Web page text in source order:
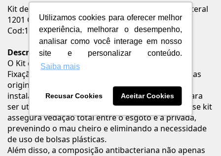
Utilizamos cookies para oferecer melhor
experiência, melhorar o desempenho,
analisar como você interage em nosso
site e personalizar conteúdo.
Saiba mais
Recusar Cookies Aceitar Cookies
Kit de Instalação Bacia Convencional C/Fixação Lateral
1201 Cromado Deca
Cod:1201.C.KIT.P
Descrição
O Kit de Instalação para Bacia Convencional com
Fixação Lateral Deca Cromado, composto por peças
originais Deca, destaca-se pela garantia de uma
instalação eficiente. Especificamente projetado para
ser utilizado na instalação de bacias sanitárias, esse kit
assegura vedação total entre o esgoto e a privada,
prevenindo o mau cheiro e eliminando a necessidade
de uso de bolsas plásticas.
Além disso, a composição antibacteriana não apenas